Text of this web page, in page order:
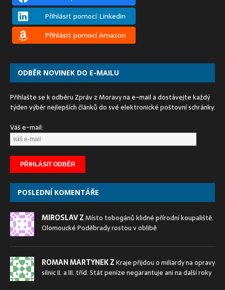
Přihlásit pomocí Linkedin
Přihlásit pomocí Amazon
ODBĚR NOVINEK DO E-MAILU
Přihlašte se k odběru Zpráv z Moravy na e-mail a dostávejte každý
týden výběr nejlepších článků do své elektronické poštovní schránky.
Váš e-mail:
POSLEDNÍ KOMENTÁŘE
MIROSLAV ZMísto tobogánů klidné přírodní koupaliště.
Olomoucké Poděbrady rostou v oblibě
ROMAN MARTYNEK ZKraje přijdou o miliardy na opravy
silnic II. a III. tříd. Stát peníze negarantuje ani na další roky